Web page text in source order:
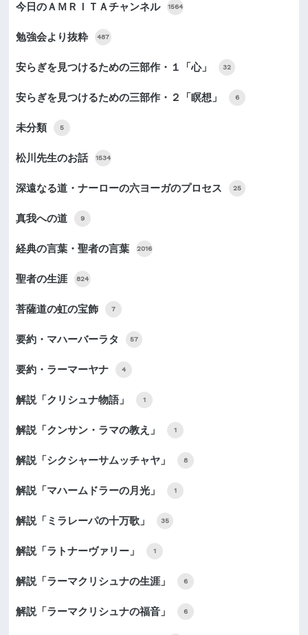
今日のＡＭＲＩＴＡチャンネル 1564
勉強会より抜粋 487
安らぎを見つけるための三部作・１「心」 32
安らぎを見つけるための三部作・２「瞑想」 6
未分類 5
松川先生のお話 1534
深遠なる道・ナーローの六ヨーガのプロセス 25
真我への道 9
経典の言葉・聖者の言葉 2016
聖者の生涯 824
菩薩道の虹の宝飾 7
要約・マハーバーラタ 57
要約・ラーマーヤナ 4
解説「クリシュナ物語」 1
解説「クンサン・ラマの教え」 1
解説「シクシャーサムッチャヤ」 8
解説「マハームドラーの月光」 1
解説「ミラレーパの十万歌」 35
解説「ラトナーヴァリー」 1
解説「ラーマクリシュナの生涯」 6
解説「ラーマクリシュナの福音」 6